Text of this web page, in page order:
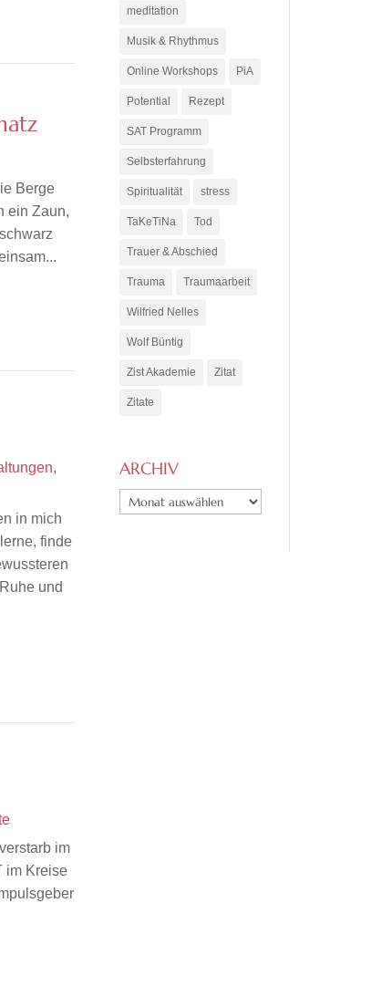
Berge
ein Zaun,
,
in mich
finde
und
im
im Kreise
meditation
Musik & Rhythmus
Online Workshops PiA
Potential Rezept
SAT Programm
Selbsterfahrung
Spiritualität stress
TaKeTiNa Tod
Trauer & Abschied
Trauma Traumaarbeit
Wilfried Nelles
Wolf Büntig
Zist Akademie Zitat
Zitate
ARCHIV
ARCHIV